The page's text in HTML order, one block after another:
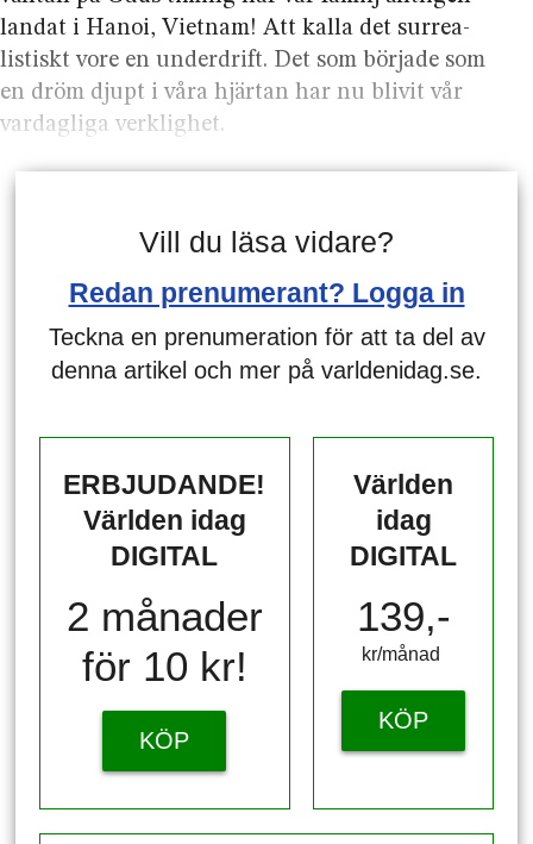
landat i Hanoi, Vietnam! Att kalla det surrea­
listiskt vore en underdrift. Det som började som
en dröm djupt i våra hjärtan har nu blivit vår
vardagliga verklighet.
Vill du läsa vidare?
Redan prenumerant? Logga in
Teckna en prenumeration för att ta del av
denna artikel och mer på varldenidag.se.
ERBJUDANDE!
Världen idag
DIGITAL
2 månader
för 10 kr!
KÖP
Världen
idag
DIGITAL
139,-
kr/månad ​​​​​​
KÖP